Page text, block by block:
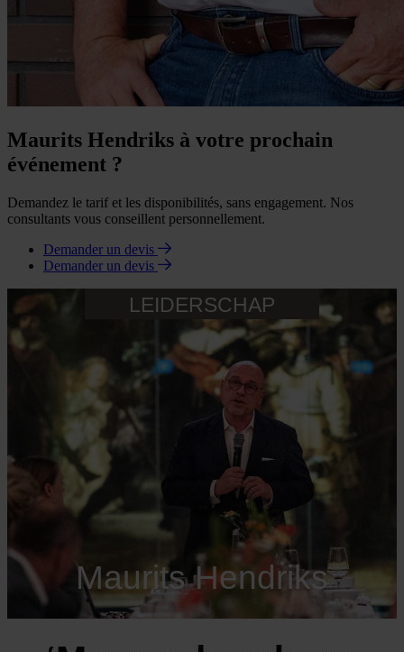
Maurits Hendriks à votre prochain
événement ?
Demandez le tarif et les disponibilités, sans engagement. Nos
consultants vous conseillent personnellement.
Demander un devis
Demander un devis